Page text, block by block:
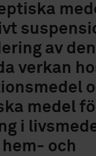
av den
verkan
medel
i
och